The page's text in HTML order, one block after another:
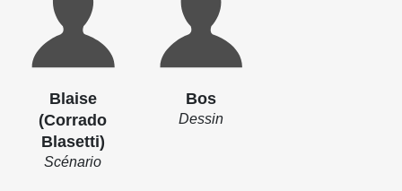
Blaise
(Corrado
Blasetti)
Scénario
Bos
Dessin